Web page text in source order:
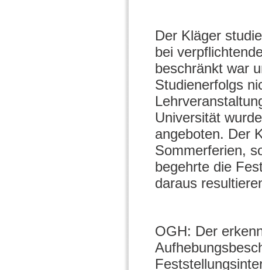
Der Kläger
bei
beschränkt war
Studienerfolgs
Universität
angeboten. Der
Sommerferien,
begehrte die
daraus
OGH: Der